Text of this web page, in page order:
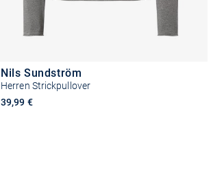
Nils Sundström
Herren Strickpullover
39,99 €